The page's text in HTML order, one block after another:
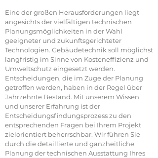
Eine der großen Herausforderungen liegt
angesichts der vielfältigen technischen
Planungsmöglichkeiten in der Wahl
geeigneter und zukunftsgerichteter
Technologien. Gebäudetechnik soll möglichst
langfristig im Sinne von Kosteneffizienz und
Umweltschutz eingesetzt werden.
Entscheidungen, die im Zuge der Planung
getroffen werden, haben in der Regel über
Jahrzehnte Bestand. Mit unserem Wissen
und unserer Erfahrung ist der
Entscheidungsfindungsprozess zu den
entsprechenden Fragen bei Ihrem Projekt
zielorientiert beherrschbar. Wir führen Sie
durch die detaillierte und ganzheitliche
Planung der technischen Ausstattung Ihres